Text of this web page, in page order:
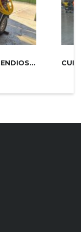
EQUIPO 1000 LITROS INCENDIOS PLUS 2...